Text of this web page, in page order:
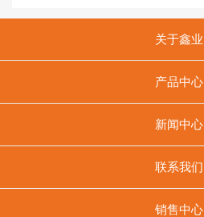
关于鑫业
产品中心
新闻中心
联系我们
销售中心